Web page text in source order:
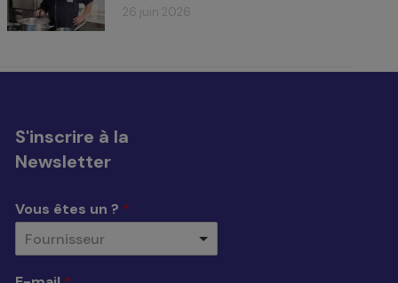
26 juin 2026
S'inscrire à la
Newsletter
Vous êtes un ? *
Fournisseur